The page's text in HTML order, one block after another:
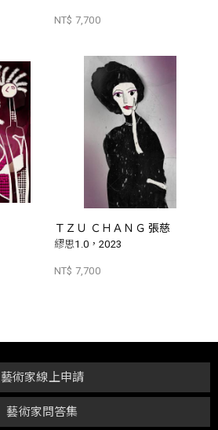
NT$ 7,700
ＴＺＵ ＣＨＡＮＧ 張慈
繆思1.0，2023
NT$ 7,700
藝術家問答集
藝術家線上申請